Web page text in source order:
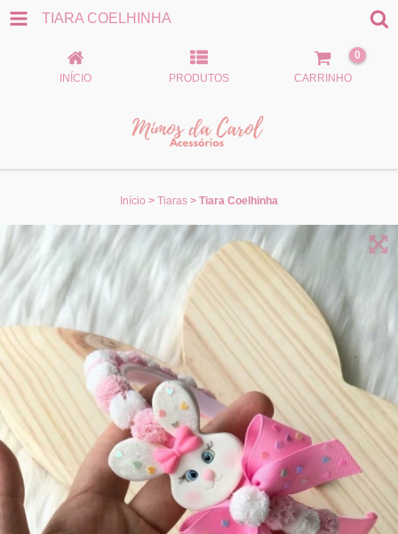
TIARA COELHINHA
INÍCIO PRODUTOS CARRINHO
0
Início > Tiaras > Tiara Coelhinha